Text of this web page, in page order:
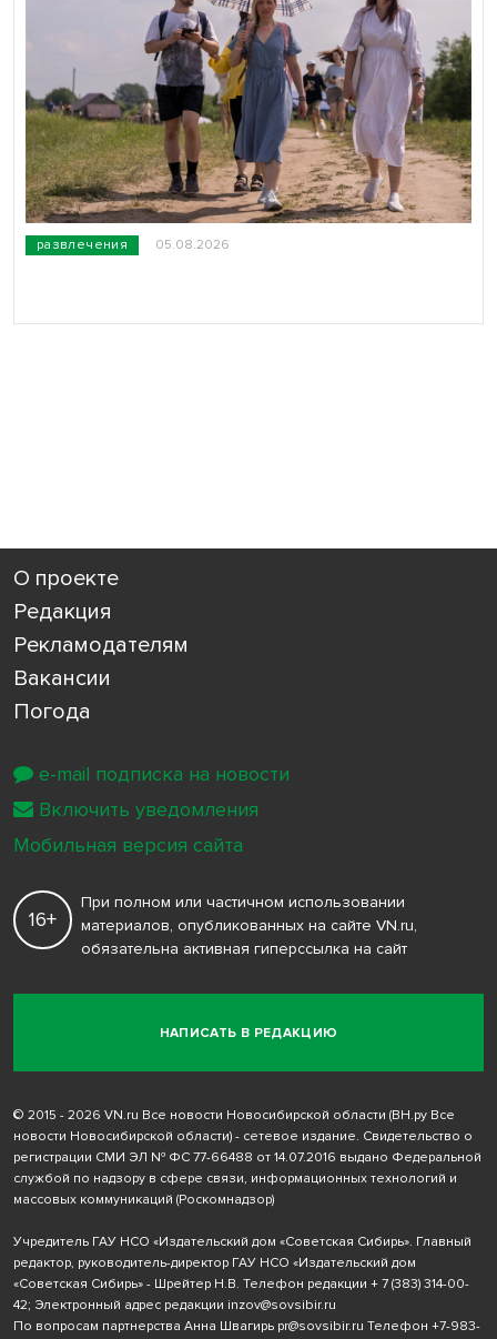
развлечения 05.08.2026
О проекте
Редакция
Рекламодателям
Вакансии
Погода
НАПИСАТЬ В РЕДАКЦИЮ
16+
При полном или частичном использовании
материалов, опубликованных на сайте VN.ru,
обязательна активная гиперссылка на сайт
© 2015 - 2026 VN.ru Все новости Новосибирской области (ВН.ру Все
новости Новосибирской области) - сетевое издание. Свидетельство о
регистрации СМИ ЭЛ № ФС 77-66488 от 14.07.2016 выдано Федеральной
службой по надзору в сфере связи, информационных технологий и
массовых коммуникаций (Роскомнадзор)
Учредитель ГАУ НСО «Издательский дом «Советская Сибирь». Главный
редактор, руководитель-директор ГАУ НСО «Издательский дом
«Советская Сибирь» - Шрейтер Н.В. Телефон редакции + 7 (383) 314-00-
42; Электронный адрес редакции inzov@sovsibir.ru
По вопросам партнерства Анна Швагирь pr@sovsibir.ru Телефон +7-983-
e-mail подписка на новости
Включить уведомления
Мобильная версия сайта